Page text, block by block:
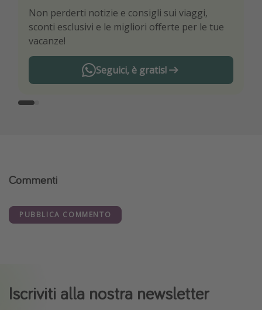
Non perderti notizie e consigli sui viaggi,
sconti esclusivi e le migliori offerte per le tue
vacanze!
Seguici, è gratis!
Sii il primo a conoscere le migliori offerte di
viaggio
Commenti
PUBBLICA COMMENTO
Iscriviti alla nostra newsletter